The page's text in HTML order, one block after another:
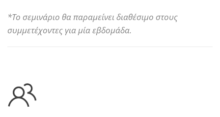
*Το σεμινάριο θα παραμείνει διαθέσιμο στους
συμμετέχοντες για μία εβδομάδα.